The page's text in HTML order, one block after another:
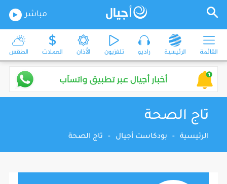
مباشر
القائمة الرئيسية راديو تلفزيون الأذان العملات الطقس
تاج الصحة
الرئيسية - بودكاست أجيال - تاج الصحة